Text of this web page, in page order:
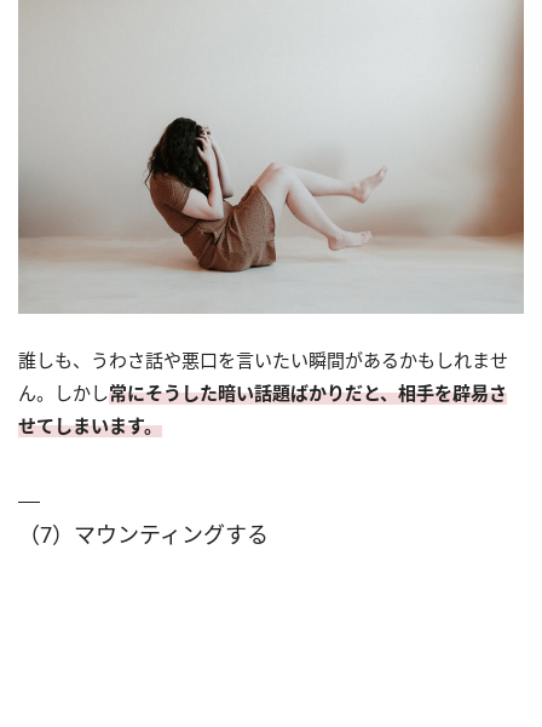
誰しも、うわさ話や悪口を言いたい瞬間があるかもしれませ
ん。しかし常にそうした暗い話題ばかりだと、相手を辟易さ
せてしまいます。
（7）マウンティングする